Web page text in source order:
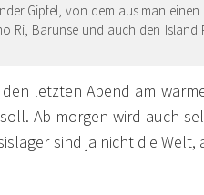
Gipfel, von dem aus man
Ri, Barunse und auch den Island
letzten Abend am
Ab morgen wird auch
sind ja nicht die Welt,